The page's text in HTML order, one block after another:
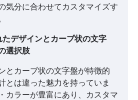
気分に合わせてカスタマイズす
たデザインとカーブ状の文字
選択肢
とカーブ状の文字盤が特徴的
とは違った魅力を持っていま
カラーが豊富にあり、カスタマ